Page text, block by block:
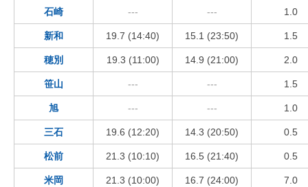
石崎 --- --- 1.0
新和 19.7 (14:40) 15.1 (23:50) 1.5
穂別 19.3 (11:00) 14.9 (21:00) 2.0
笹山 --- --- 1.5
旭 --- --- 1.0
三石 19.6 (12:20) 14.3 (20:50) 0.5
松前 21.3 (10:10) 16.5 (21:40) 0.5
米岡 21.3 (10:00) 16.7 (24:00) 7.0